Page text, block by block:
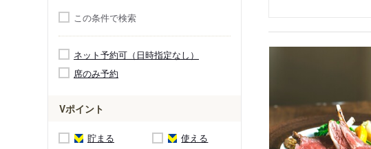
この条件で検索
ネット予約可（日時指定なし）
席のみ予約
Vポイント
貯まる 使える